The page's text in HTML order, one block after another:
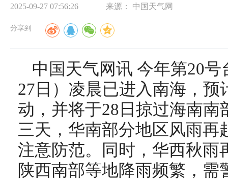
2025-09-27 07:56:26 来源： 中国天气网
分享到
中国天气网讯 今年第20
27日）凌晨已进入南海，
动，并将于28日掠过海南
三天，华南部分地区风雨再
注意防范。同时，华西秋雨
陕西南部等地降雨频繁，需